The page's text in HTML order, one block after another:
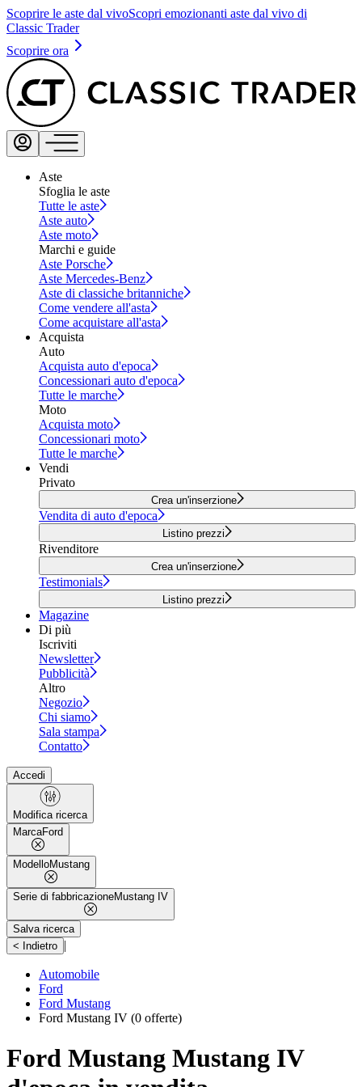
Scoprire le aste dal vivoScopri emozionanti aste dal vivo di
Classic Trader
Scoprire ora
Aste
Sfoglia le aste
Tutte le aste
Aste auto
Aste moto
Marchi e guide
Aste Porsche
Aste Mercedes-Benz
Aste di classiche britanniche
Come vendere all'asta
Come acquistare all'asta
Acquista
Auto
Acquista auto d'epoca
Concessionari auto d'epoca
Tutte le marche
Moto
Acquista moto
Concessionari moto
Tutte le marche
Vendi
Privato
Crea un'inserzione
Vendita di auto d'epoca
Listino prezzi
Rivenditore
Crea un'inserzione
Testimonials
Listino prezzi
Magazine
Di più
Iscriviti
Newsletter
Pubblicità
Altro
Negozio
Chi siamo
Sala stampa
Contatto
Accedi
Modifica ricerca
MarcaFord
ModelloMustang
Serie di fabbricazioneMustang IV
Salva ricerca
< Indietro |
Automobile
Ford
Ford Mustang
Ford Mustang IV (0 offerte)
Ford Mustang Mustang IV